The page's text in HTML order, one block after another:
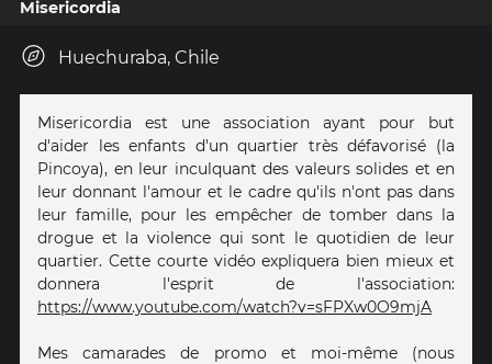
Misericordia
Huechuraba, Chile
Misericordia est une association ayant pour but
d'aider les enfants d'un quartier très défavorisé (la
Pincoya), en leur inculquant des valeurs solides et en
leur donnant l'amour et le cadre qu'ils n'ont pas dans
leur famille, pour les empêcher de tomber dans la
drogue et la violence qui sont le quotidien de leur
quartier. Cette courte vidéo expliquera bien mieux et
donnera l'esprit de l'association:
https://www.youtube.com/watch?v=sFPXw0O9mjA
Mes camarades de promo et moi-même (nous